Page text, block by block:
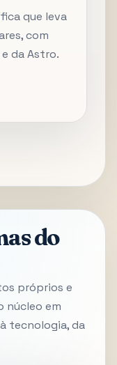
que leva
com
da Astro.
do
próprios e
núcleo em
tecnologia, da